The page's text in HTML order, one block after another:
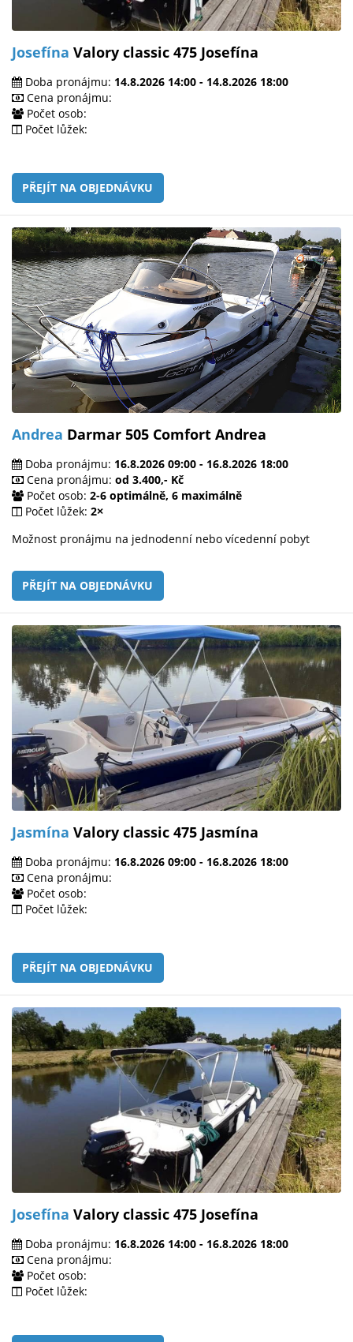
Josefína Valory classic 475 Josefína
Doba pronájmu: 14.8.2026 14:00 - 14.8.2026 18:00
Cena pronájmu:
Počet osob:
Počet lůžek:
PŘEJÍT NA OBJEDNÁVKU
Andrea Darmar 505 Comfort Andrea
Doba pronájmu: 16.8.2026 09:00 - 16.8.2026 18:00
Cena pronájmu: od 3.400,- Kč
Počet osob: 2-6 optimálně, 6 maximálně
Počet lůžek: 2×
Možnost pronájmu na jednodenní nebo vícedenní pobyt
PŘEJÍT NA OBJEDNÁVKU
Jasmína Valory classic 475 Jasmína
Doba pronájmu: 16.8.2026 09:00 - 16.8.2026 18:00
Cena pronájmu:
Počet osob:
Počet lůžek:
PŘEJÍT NA OBJEDNÁVKU
Josefína Valory classic 475 Josefína
Doba pronájmu: 16.8.2026 14:00 - 16.8.2026 18:00
Cena pronájmu:
Počet osob:
Počet lůžek: